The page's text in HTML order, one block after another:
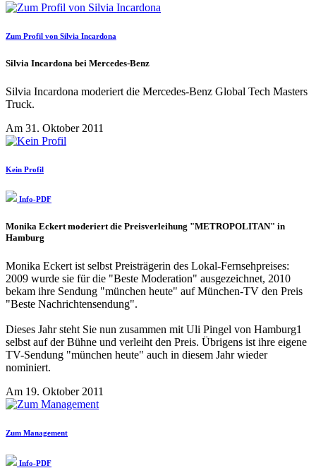
Zum Profil von Silvia Incardona
Silvia Incardona bei Mercedes-Benz
Silvia Incardona moderiert die Mercedes-Benz Global Tech Masters
Truck.
Am 31. Oktober 2011
Kein Profil
Info-PDF
Monika Eckert moderiert die Preisverleihung "METROPOLITAN" in
Hamburg
Monika Eckert ist selbst Preisträgerin des Lokal-Fernsehpreises:
2009 wurde sie für die "Beste Moderation" ausgezeichnet, 2010
bekam ihre Sendung "münchen heute" auf München-TV den Preis
"Beste Nachrichtensendung".
Dieses Jahr steht Sie nun zusammen mit Uli Pingel von Hamburg1
selbst auf der Bühne und verleiht den Preis. Übrigens ist ihre eigene
TV-Sendung "münchen heute" auch in diesem Jahr wieder
nominiert.
Am 19. Oktober 2011
Zum Management
Info-PDF